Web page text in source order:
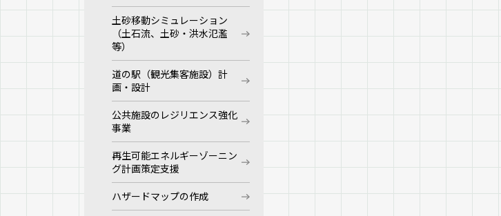
土砂移動シミュレーション
（土石流、土砂・洪水氾濫
等）
道の駅（観光集客施設）計
画・設計
公共施設のレジリエンス強化
事業
再生可能エネルギーゾーニン
グ計画策定支援
ハザードマップの作成